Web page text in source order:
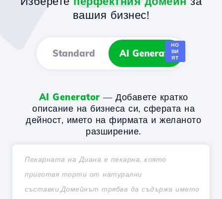
вашия бизнес!
Standard AI Generator
НО
ВИ
ЯТ
AI Generator — Добавете кратко
описание на бизнеса си, сферата на
дейност, името на фирмата и желаното
разширение.